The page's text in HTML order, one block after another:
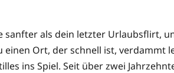
sanfter als dein letzter Urlaubsflirt,
Ort, der schnell ist, verdammt
ins Spiel. Seit über zwei